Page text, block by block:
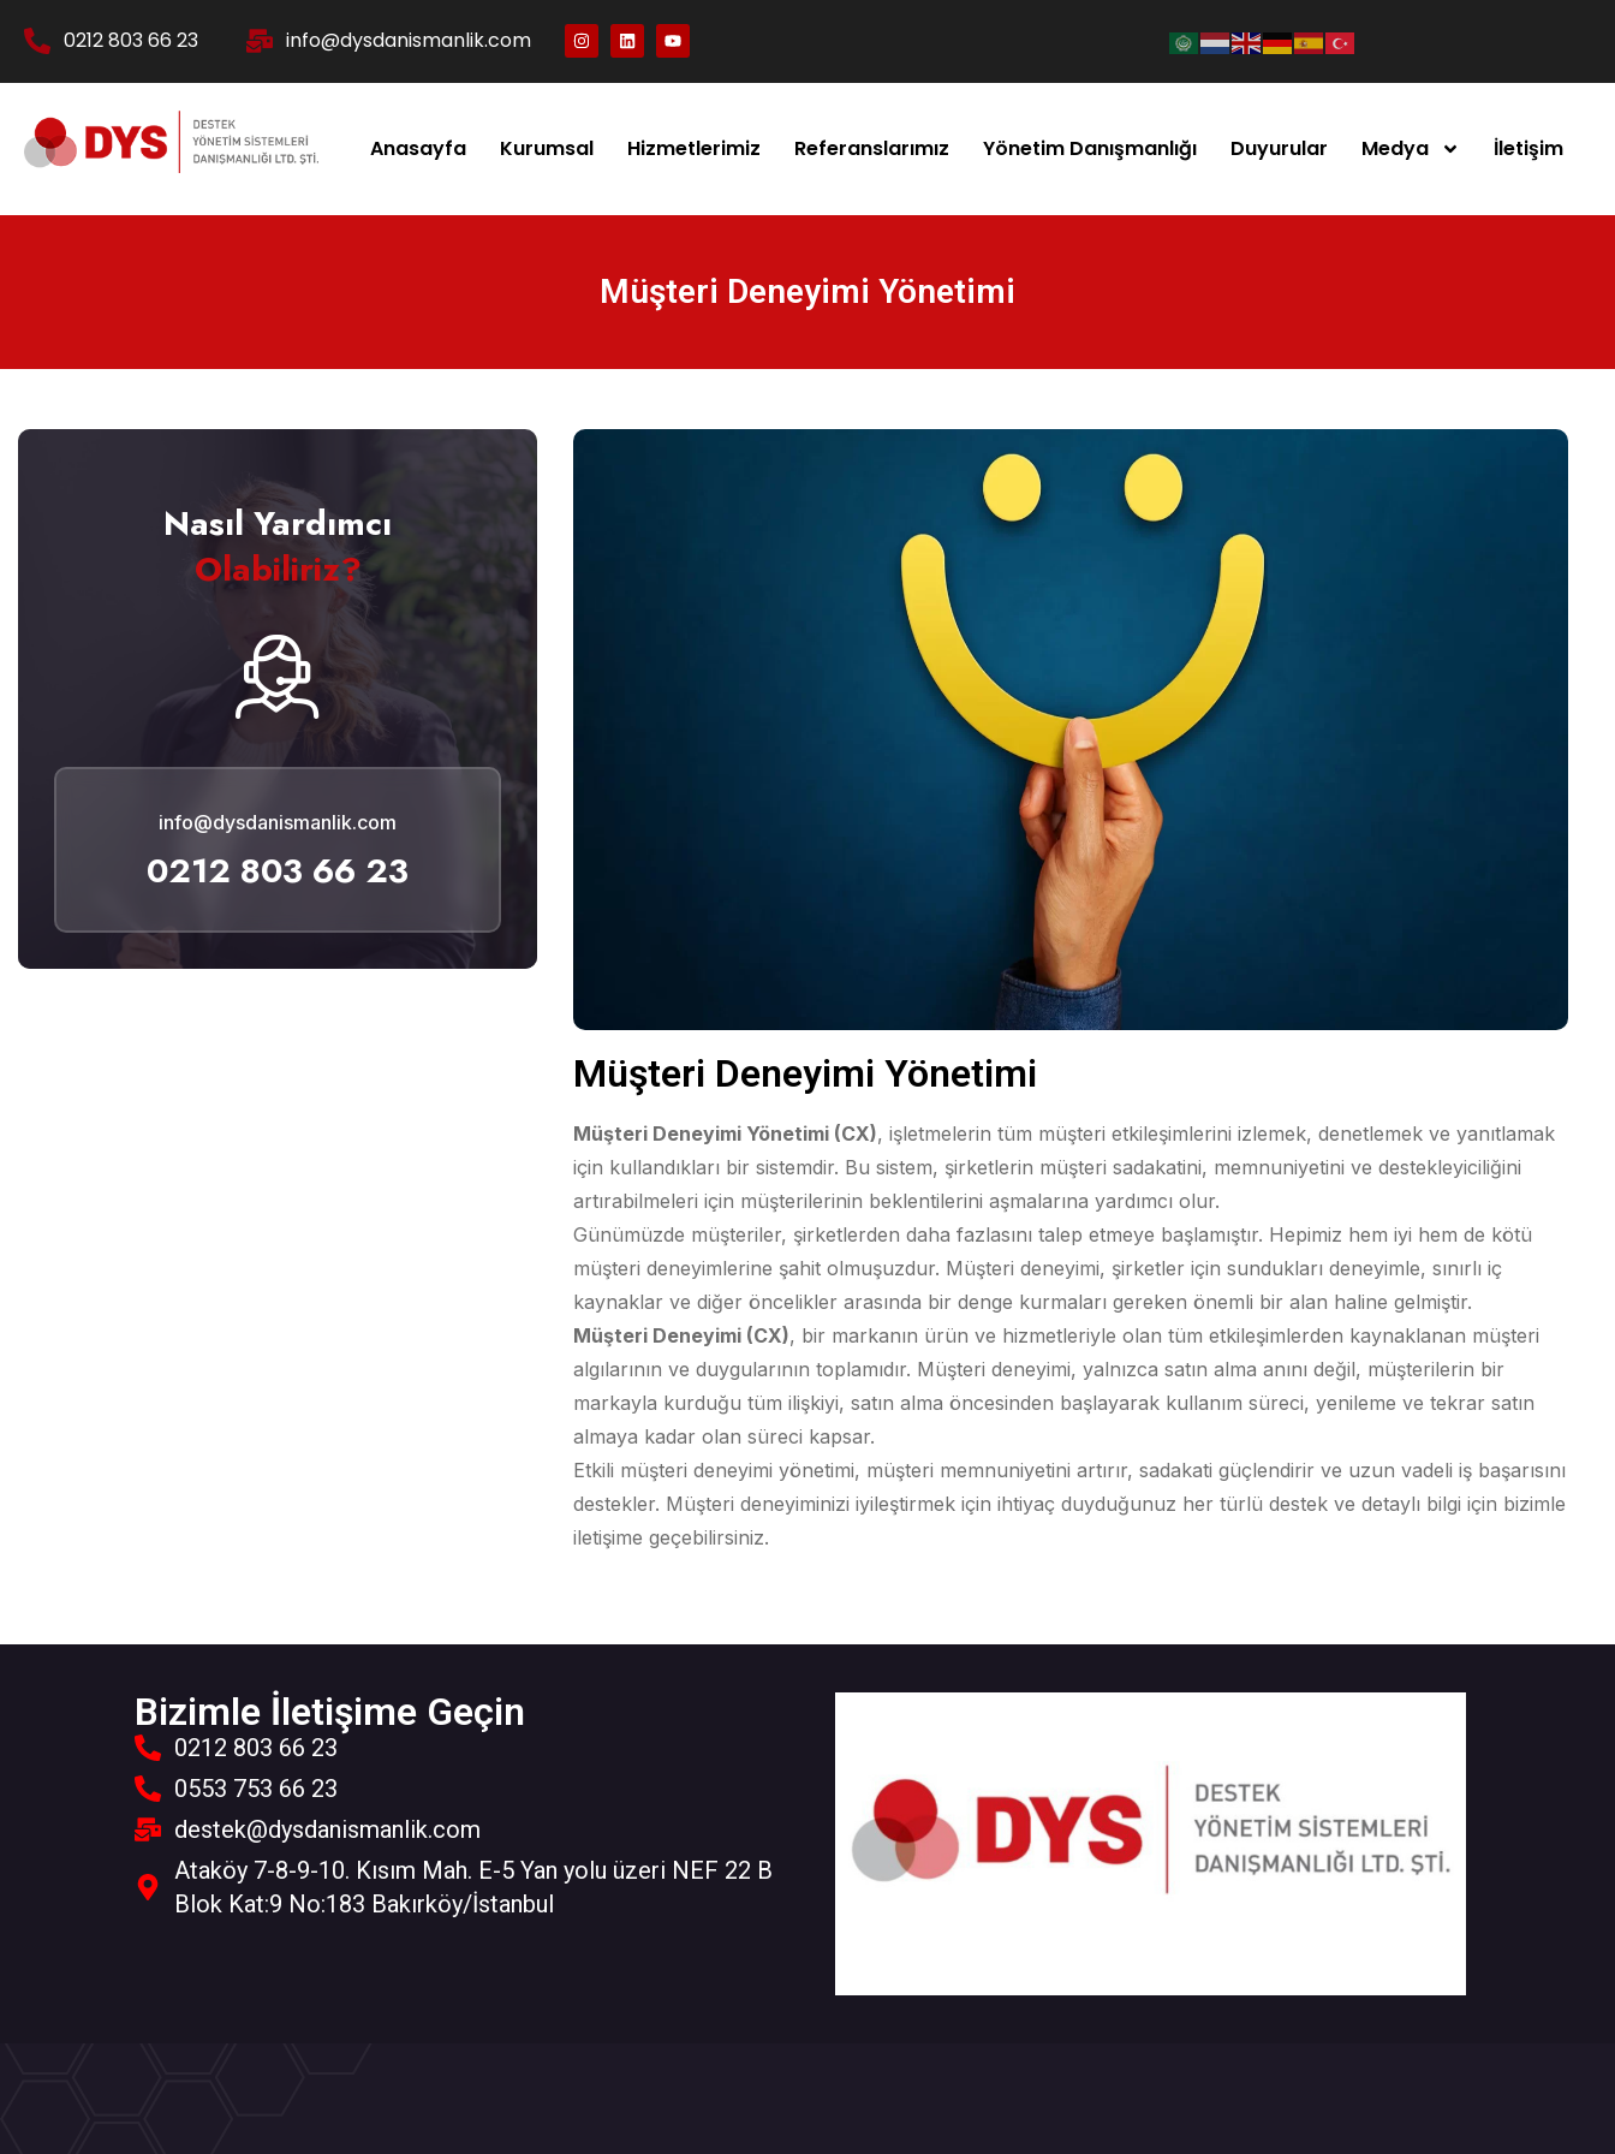
0212 803 66 23 info@dysdanismanlik.com
Anasayfa Kurumsal Hizmetlerimiz Referanslarımız Yönetim Danışmanlığı Duyurular Medya İletişim
Müşteri Deneyimi Yönetimi
Nasıl Yardımcı
Olabiliriz?
info@dysdanismanlik.com
0212 803 66 23
Müşteri Deneyimi Yönetimi
Müşteri Deneyimi Yönetimi (CX), işletmelerin tüm müşteri etkileşimlerini izlemek, denetlemek ve yanıtlamak
için kullandıkları bir sistemdir. Bu sistem, şirketlerin müşteri sadakatini, memnuniyetini ve destekleyiciliğini
artırabilmeleri için müşterilerinin beklentilerini aşmalarına yardımcı olur.
Günümüzde müşteriler, şirketlerden daha fazlasını talep etmeye başlamıştır. Hepimiz hem iyi hem de kötü
müşteri deneyimlerine şahit olmuşuzdur. Müşteri deneyimi, şirketler için sundukları deneyimle, sınırlı iç
kaynaklar ve diğer öncelikler arasında bir denge kurmaları gereken önemli bir alan haline gelmiştir.
Müşteri Deneyimi (CX), bir markanın ürün ve hizmetleriyle olan tüm etkileşimlerden kaynaklanan müşteri
algılarının ve duygularının toplamıdır. Müşteri deneyimi, yalnızca satın alma anını değil, müşterilerin bir
markayla kurduğu tüm ilişkiyi, satın alma öncesinden başlayarak kullanım süreci, yenileme ve tekrar satın
almaya kadar olan süreci kapsar.
Etkili müşteri deneyimi yönetimi, müşteri memnuniyetini artırır, sadakati güçlendirir ve uzun vadeli iş başarısını
destekler. Müşteri deneyiminizi iyileştirmek için ihtiyaç duyduğunuz her türlü destek ve detaylı bilgi için bizimle
iletişime geçebilirsiniz.
Bizimle İletişime Geçin
0212 803 66 23
0553 753 66 23
destek@dysdanismanlik.com
Ataköy 7-8-9-10. Kısım Mah. E-5 Yan yolu üzeri NEF 22 B
Blok Kat:9 No:183 Bakırköy/İstanbul